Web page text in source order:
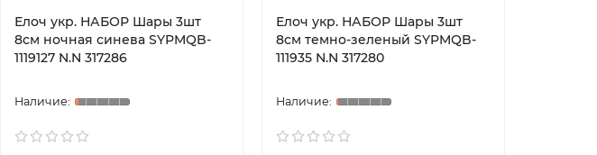
Елоч укр. НАБОР Шары 3шт
8см ночная синева SYPMQB-
1119127 N.N 317286
Елоч укр. НАБОР Шары 3шт
8см темно-зеленый SYPMQB-
111935 N.N 317280